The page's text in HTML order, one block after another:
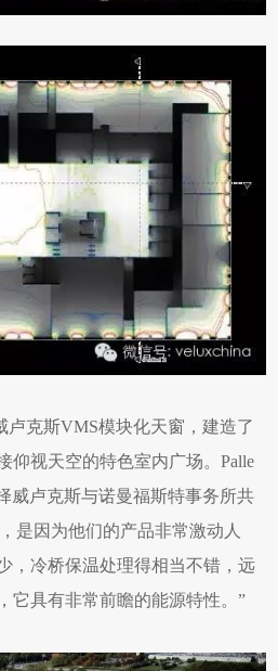
卢克斯VMS模块化天窗，建造了
仰视天空的特色室内广场。Palle
威卢克斯与诺曼福斯特事务所共
是因为他们的产品非常激动人
，冷桥保温处理得相当不错，远
它具有非常前瞻的能源特性。”